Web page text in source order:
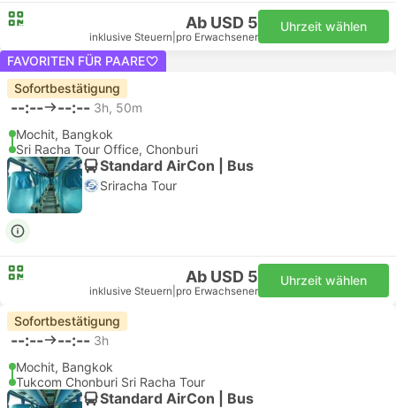
Ab USD 5
inklusive Steuern pro Erwachsener
Uhrzeit wählen
FAVORITEN FÜR PAARE
Sofortbestätigung
--:-- --:-- 3h, 50m
Mochit, Bangkok
Sri Racha Tour Office, Chonburi
Standard AirCon | Bus
Sriracha Tour
Ab USD 5
inklusive Steuern pro Erwachsener
Uhrzeit wählen
Sofortbestätigung
--:-- --:-- 3h
Mochit, Bangkok
Tukcom Chonburi Sri Racha Tour
Standard AirCon | Bus